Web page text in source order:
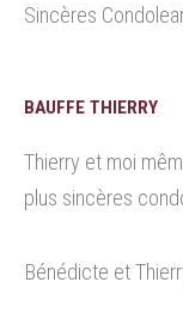
Sincères
BAUFFE THIERRY
Thierry et moi
plus sincères
Bénédicte et